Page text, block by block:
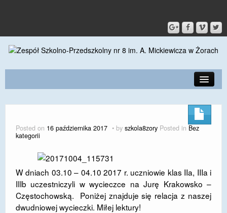
KONTAKT
DLA RODZICÓW I UCZNIÓW
DLA PRACOWNIKÓW
GALERIA
Posted on 16 października 2017 by szkola8zory Posted in Bez
kategorii
W dniach 03.10 – 04.10 2017 r. uczniowie klas IIa, IIIa i
IIIb uczestniczyli w wycieczce na Jurę Krakowsko –
Częstochowską. Poniżej znajduje się relacja z naszej
dwudniowej wycieczki. Miłej lektury!